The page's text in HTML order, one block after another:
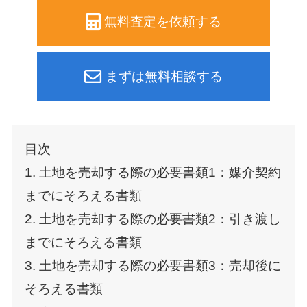
無料査定を依頼する
まずは無料相談する
目次
1. 土地を売却する際の必要書類1：媒介契約
までにそろえる書類
2. 土地を売却する際の必要書類2：引き渡し
までにそろえる書類
3. 土地を売却する際の必要書類3：売却後に
そろえる書類